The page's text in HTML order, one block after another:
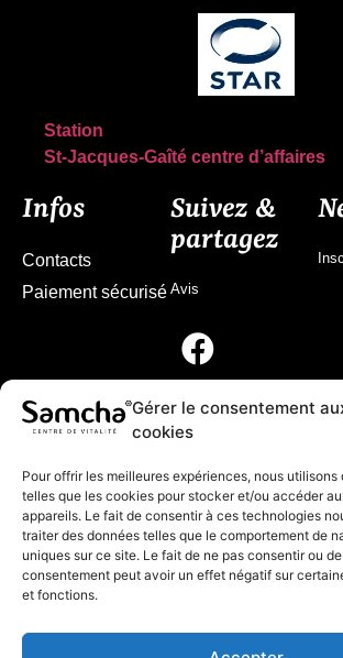
Gérer le consentement
cookies
Pour offrir les meilleures expériences, nous
telles que les cookies pour stocker et/ou accéder
appareils. Le fait de consentir à ces technologies
traiter des données telles que le comportement de
uniques sur ce site. Le fait de ne pas consentir ou
consentement peut avoir un effet négatif sur
et fonctions.
Station
St-Jacques-Gaîté centre d’affaires
Infos
Contacts
Paiement sécurisé
Suivez &
partagez
Avis
© 2024 Samcha